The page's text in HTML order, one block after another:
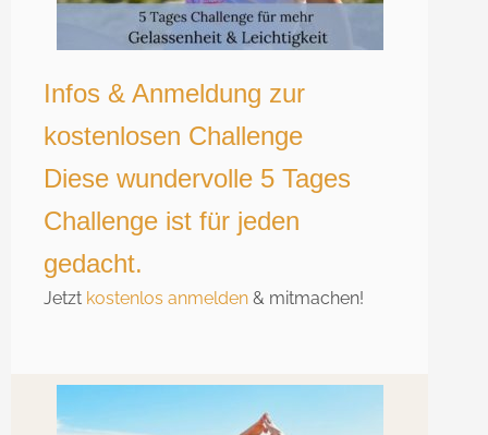
Infos & Anmeldung zur
kostenlosen Challenge
Diese wundervolle 5 Tages
Challenge ist für jeden
gedacht.
Jetzt kostenlos anmelden & mitmachen!